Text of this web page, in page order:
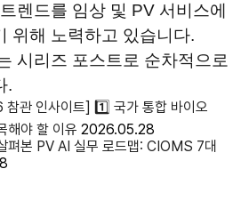
렌드를 임상 및 PV 서비스에
위해 노력하고 있습니다.
시리즈 포스트로 순차적으로
.
관 인사이트] 1️⃣ 국가 통합 바이오
해야 할 이유 2026.05.28
펴본 PV AI 실무 로드맵: CIOMS 7대